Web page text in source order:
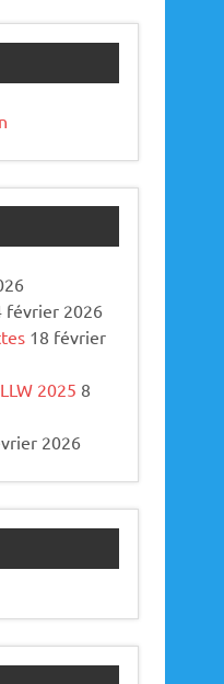
février 2026
18 février
2025 8
2026